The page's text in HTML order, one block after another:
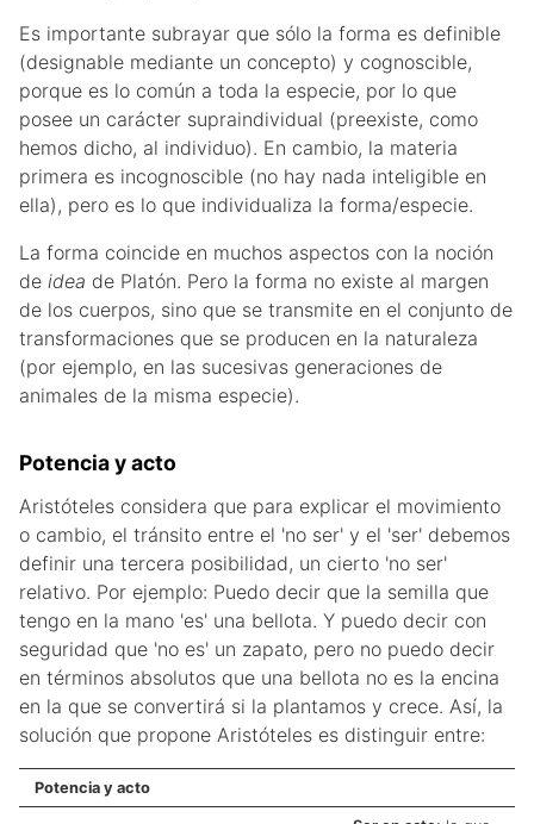
Es importante subrayar que sólo la forma es definible
(designable mediante un concepto) y cognoscible,
porque es lo común a toda la especie, por lo que
posee un carácter supraindividual (preexiste, como
hemos dicho, al individuo). En cambio, la materia
primera es incognoscible (no hay nada inteligible en
ella), pero es lo que individualiza la forma/especie.
La forma coincide en muchos aspectos con la noción
de idea de Platón. Pero la forma no existe al margen
de los cuerpos, sino que se transmite en el conjunto de
transformaciones que se producen en la naturaleza
(por ejemplo, en las sucesivas generaciones de
animales de la misma especie).
Potencia y acto
Aristóteles considera que para explicar el movimiento
o cambio, el tránsito entre el 'no ser' y el 'ser' debemos
definir una tercera posibilidad, un cierto 'no ser'
relativo. Por ejemplo: Puedo decir que la semilla que
tengo en la mano 'es' una bellota. Y puedo decir con
seguridad que 'no es' un zapato, pero no puedo decir
en términos absolutos que una bellota no es la encina
en la que se convertirá si la plantamos y crece. Así, la
solución que propone Aristóteles es distinguir entre:
Potencia y acto